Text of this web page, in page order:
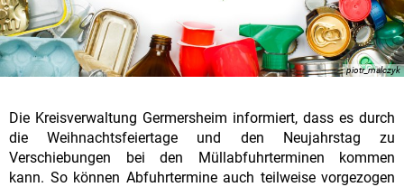
piotr_malczyk
Die Kreisverwaltung Germersheim informiert, dass es durch
die Weihnachtsfeiertage und den Neujahrstag zu
Verschiebungen bei den Müllabfuhrterminen kommen
kann. So können Abfuhrtermine auch teilweise vorgezogen